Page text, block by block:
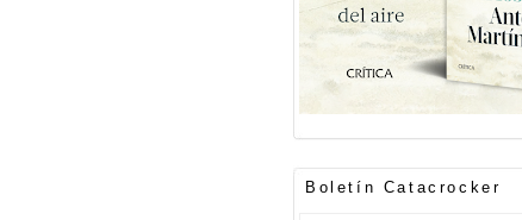
Boletín Catacrocker